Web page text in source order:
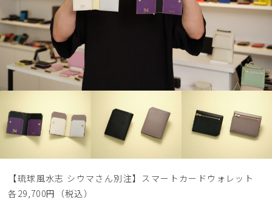
【琉球風水志 シウマさん別注】スマートカードウォレット
各29,700円（税込）